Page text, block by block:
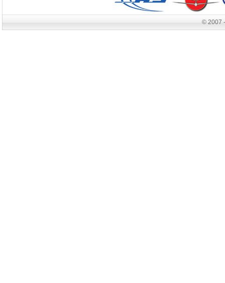
© 2007